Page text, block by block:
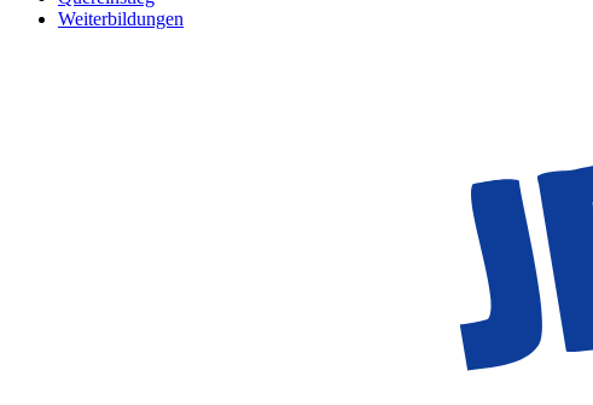
Weiterbildungen